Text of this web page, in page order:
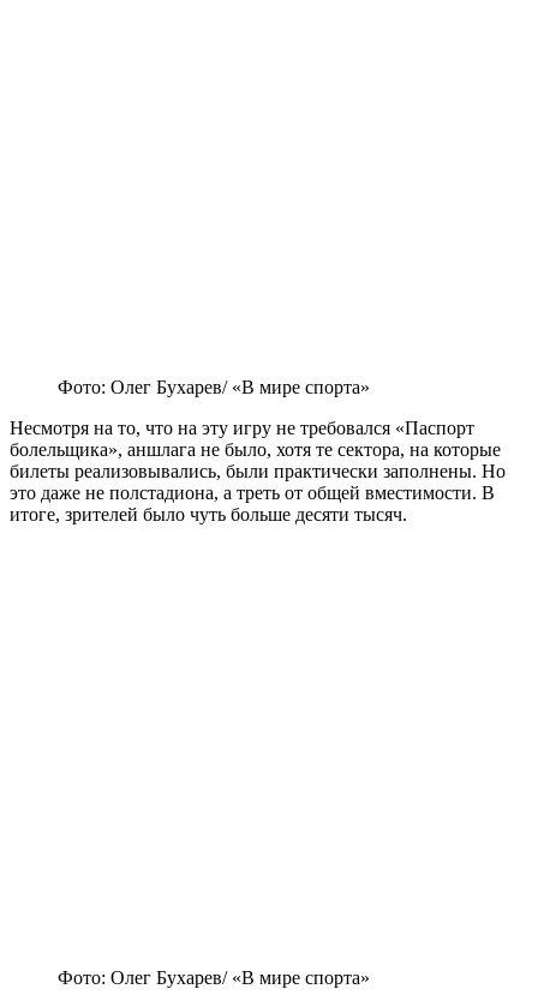
Фото: Олег Бухарев/ «В мире спорта»
Несмотря на то, что на эту игру не требовался «Паспорт
болельщика», аншлага не было, хотя те сектора, на которые
билеты реализовывались, были практически заполнены. Но
это даже не полстадиона, а треть от общей вместимости. В
итоге, зрителей было чуть больше десяти тысяч.
Фото: Олег Бухарев/ «В мире спорта»